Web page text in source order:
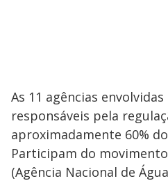
As 11 agências
responsáveis pela
aproximadamente 60%
Participam do
(Agência Nacional de